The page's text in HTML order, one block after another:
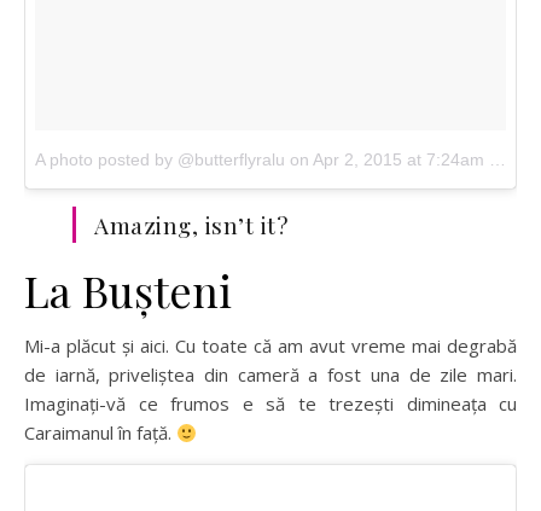
Amazing, isn’t it?
La Bușteni
Mi-a plăcut și aici. Cu toate că am avut vreme mai degrabă
de iarnă, priveliștea din cameră a fost una de zile mari.
Imaginați-vă ce frumos e să te trezești dimineața cu
Caraimanul în față.